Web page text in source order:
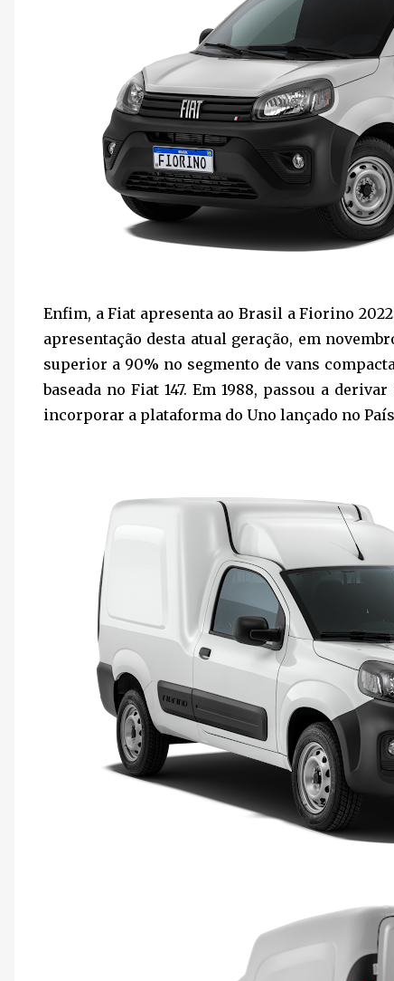
Enfim, a Fiat apresenta ao Brasil a Fiorino
apresentação desta atual geração, em
superior a 90% no segmento de vans
baseada no Fiat 147. Em 1988, passou a
incorporar a plataforma do Uno lançado no País